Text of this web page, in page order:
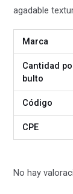
agadable
Marca
Cantidad
bulto
Código
CPE
No hay